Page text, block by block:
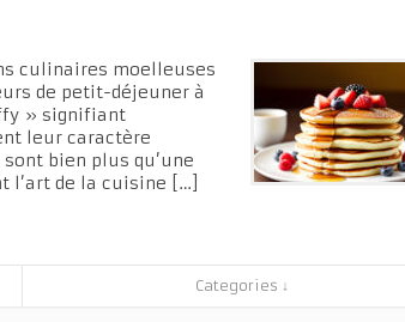
culinaires moelleuses
de petit-déjeuner à
» signifiant
leur caractère
bien plus qu’une
l’art de la cuisine […]
Categories ↓